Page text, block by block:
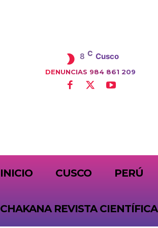
8 C Cusco
DENUNCIAS 984 861 209
INICIO CUSCO PERÚ
CHAKANA REVISTA CIENTÍFICA